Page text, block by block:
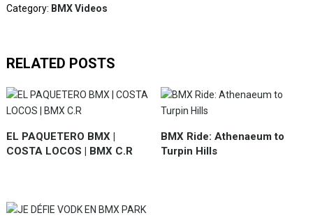
Category: BMX Videos
RELATED POSTS
EL PAQUETERO BMX |
COSTA LOCOS | BMX C.R
BMX Ride: Athenaeum to
Turpin Hills